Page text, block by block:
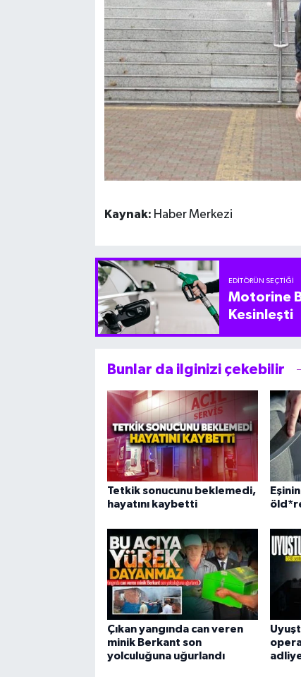
Kaynak: Haber Merkezi
EDITÖRÜN SEÇTIĞI
Motorine
Kesinleşti
Bunlar da ilginizi çekebilir
Tetkik sonucunu beklemedi,
hayatını kaybetti
Çıkan yangında can veren
minik Berkant son
yolculuğuna uğurlandı